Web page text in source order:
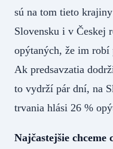
sú na tom tieto
Slovensku i v Českej
opýtaných, že im robí
Ak predsavzatia
to vydrží pár dní, na
trvania hlási 26 %
Najčastejšie